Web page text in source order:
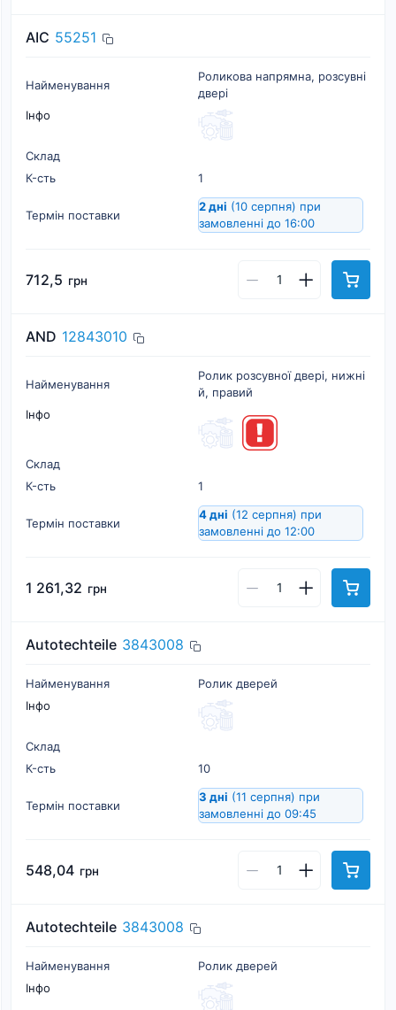
AIC 55251
Найменування
Роликова напрямна, розсувні
двері
Інфо
Склад
К-cть
1
Термін поставки
2 дні (10 серпня) при
замовленні до 16:00
712,5 грн
AND 12843010
Найменування
Ролик розсувної двері, нижні
й, правий
Інфо
Склад
К-cть
1
Термін поставки
4 дні (12 серпня) при
замовленні до 12:00
1 261,32 грн
Autotechteile 3843008
Найменування
Ролик дверей
Інфо
Склад
К-cть
10
Термін поставки
3 дні (11 серпня) при
замовленні до 09:45
548,04 грн
Autotechteile 3843008
Найменування
Ролик дверей
Інфо